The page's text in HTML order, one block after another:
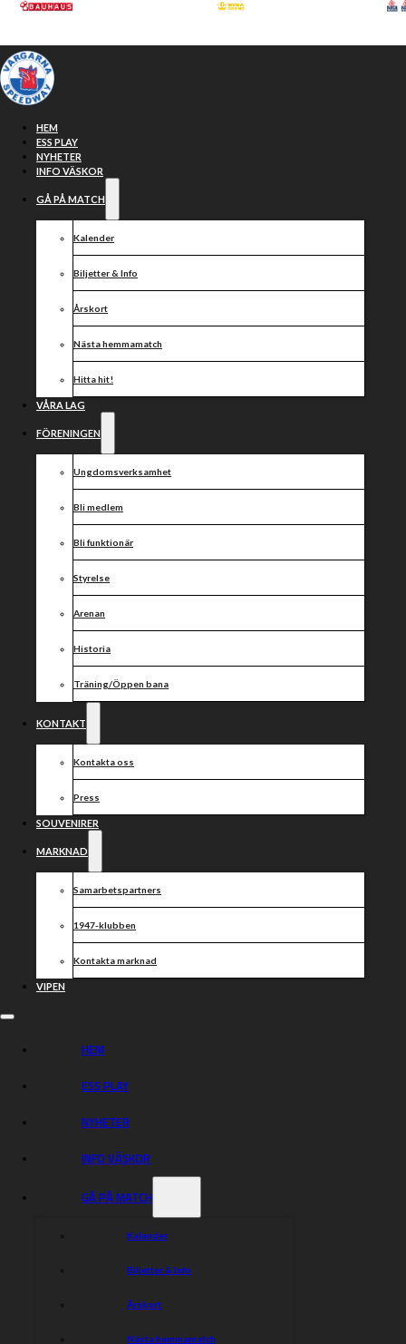
Hoppa till huvudinnehåll
HEM
ESS PLAY
NYHETER
INFO VÄSKOR
GÅ PÅ MATCH
Kalender
Biljetter & Info
Årskort
Nästa hemmamatch
Hitta hit!
VÅRA LAG
FÖRENINGEN
Ungdomsverksamhet
Bli medlem
Bli funktionär
Styrelse
Arenan
Historia
Träning/Öppen bana
KONTAKT
Kontakta oss
Press
SOUVENIRER
MARKNAD
Samarbetspartners
1947-klubben
Kontakta marknad
VIPEN
HEM
ESS PLAY
NYHETER
INFO VÄSKOR
GÅ PÅ MATCH
Kalender
Biljetter & Info
Årskort
Nästa hemmamatch
Eltal har
skrivit nytt
avtal med
Vargarna
Speedway!
Ett starkt samarbete blir ännu starkare.
Eltal förlänger – och vi fortsätter bygga framgång sida
Dela nyheten: